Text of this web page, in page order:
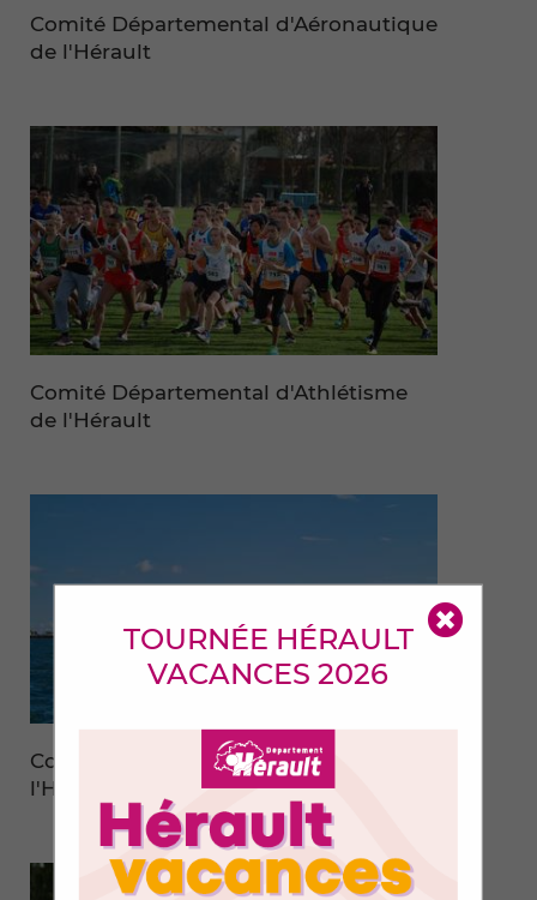
Alerte
TOURNÉE HÉRAULT
VACANCES 2026
Comité Départemental d'Aéronautique
de l'Hérault
Comité Départemental d'Athlétisme
de l'Hérault
Comité Départemental d'Aviron de
l'Hérault